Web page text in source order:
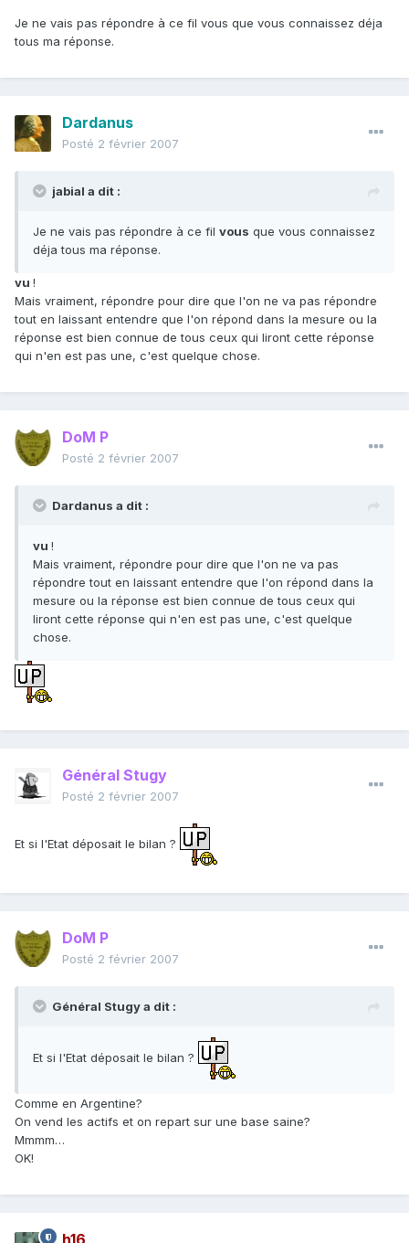
Je ne vais pas répondre à ce fil vous que vous connaissez déja
tous ma réponse.
Dardanus
Posté 2 février 2007
jabial a dit :
Je ne vais pas répondre à ce fil vous que vous connaissez
déja tous ma réponse.
vu !
Mais vraiment, répondre pour dire que l'on ne va pas répondre
tout en laissant entendre que l'on répond dans la mesure ou la
réponse est bien connue de tous ceux qui liront cette réponse
qui n'en est pas une, c'est quelque chose.
DoM P
Posté 2 février 2007
Dardanus a dit :
vu !
Mais vraiment, répondre pour dire que l'on ne va pas
répondre tout en laissant entendre que l'on répond dans la
mesure ou la réponse est bien connue de tous ceux qui
liront cette réponse qui n'en est pas une, c'est quelque
chose.
Général Stugy
Posté 2 février 2007
Et si l'Etat déposait le bilan ?
DoM P
Posté 2 février 2007
Général Stugy a dit :
Et si l'Etat déposait le bilan ?
Comme en Argentine?
On vend les actifs et on repart sur une base saine?
Mmmm…
OK!